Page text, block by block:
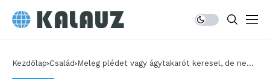
Kezdőlap Család Meleg plédet vagy ágytakarót keresel, de nem